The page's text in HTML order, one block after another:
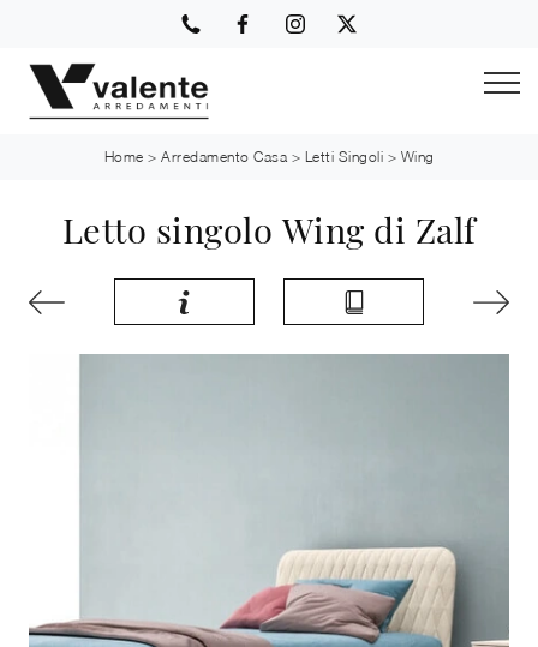
Home > Arredamento Casa > Letti Singoli > Wing
Letto singolo Wing di Zalf